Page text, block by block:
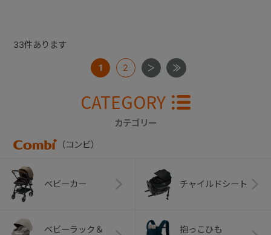
33件あります
1 2
CATEGORY
カテゴリー
（コンビ）
ベビーカー チャイルドシート
ベビーラック＆
抱っこひも